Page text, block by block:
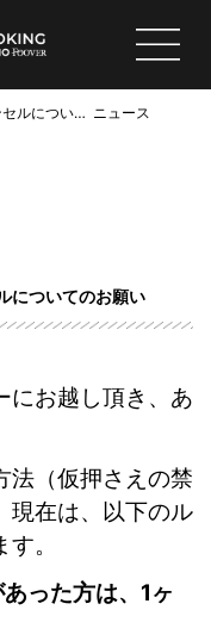
ニュース
ルについて
についてのお願い
にお越し頂き、あ
法（仮押さえの禁
現在は、以下のル
。
った方は、1ヶ